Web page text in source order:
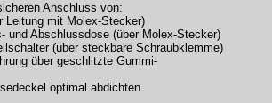
Anschluss von:
Leitung mit Molex-Stecker)
und Abschlussdose (über Molex-Stecker)
(über steckbare Schraubklemme)
über geschlitzte Gummi-
optimal abdichten